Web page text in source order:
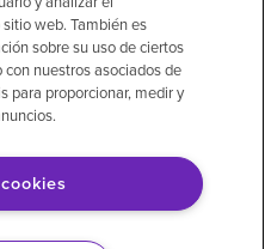
Corporation
cookies
la ayuda de
versión en inglés
web. También es
sobre su uso de ciertos
nuestros asociados de
para proporcionar, medir y